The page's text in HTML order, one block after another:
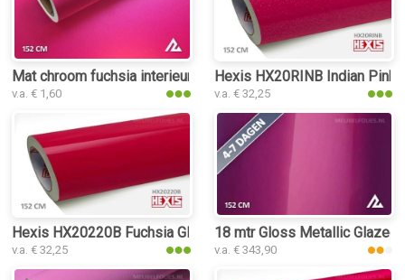
Mat chroom fuchsia interieurfolie
v.a. € 1,60
Hexis HX20RINB Indian Pink
v.a. € 32,25
Hexis HX20220B Fuchsia Gloss interieurfolie
v.a. € 32,25
18 mtr Gloss Metallic Glazed
v.a. € 343,90